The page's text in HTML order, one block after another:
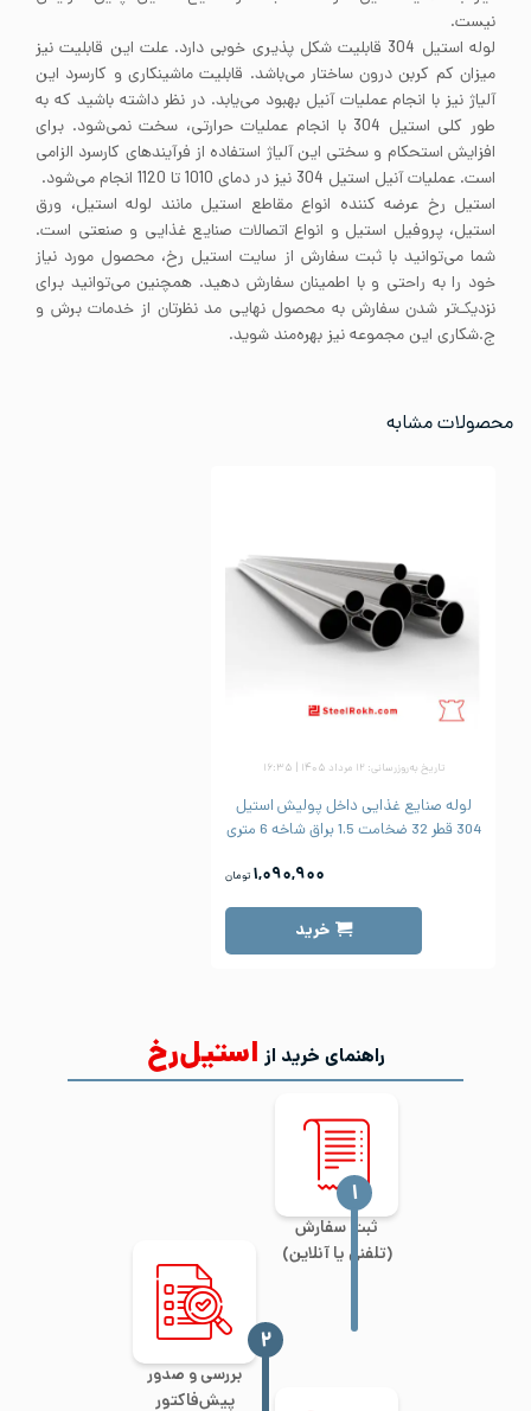
نیست.
لوله استیل 304 قابلیت شکل پذیری خوبی دارد. علت این قابلیت نیز
میزان کم کربن درون ساختار می‌باشد. قابلیت ماشینکاری و کارسرد این
آلیاژ نیز با انجام عملیات آنیل بهبود می‌یابد. در نظر داشته باشید که به
طور کلی استیل 304 با انجام عملیات حرارتی، سخت نمی‌شود. برای
افزایش استحکام و سختی این آلیاژ استفاده از فرآیندهای کارسرد الزامی
است. عملیات آنیل استیل 304 نیز در دمای 1010 تا 1120 انجام می‌شود.
استیل رخ عرضه کننده انواع مقاطع استیل مانند لوله استیل، ورق
استیل، پروفیل استیل و انواع اتصالات صنایع غذایی و صنعتی است.
شما می‌توانید با ثبت سفارش از سایت استیل رخ، محصول مورد نیاز
خود را به راحتی و با اطمینان سفارش دهید. همچنین می‌توانید برای
نزدیک‌تر شدن سفارش به محصول نهایی مد نظرتان از خدمات برش و
ج.شکاری این مجموعه نیز بهره‌مند شوید.
محصولات مشابه
تاریخ به‌روزرسانی: ۱۲ مرداد ۱۴۰۵ | ۱۶:۳۵
لوله صنایع غذایی داخل پولیش استیل
304 قطر 32 ضخامت 1.5 براق شاخه 6 متری
۱,۰۹۰,۹۰۰ تومان
خرید
راهنمای خرید از استیل‌رخ
ثبت سفارش
(تلفنی یا آنلاین)
‍۱
بررسی و صدور
پیش‌فاکتور
‍۲